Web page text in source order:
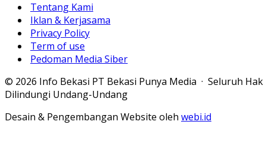
Tentang Kami
Iklan & Kerjasama
Privacy Policy
Term of use
Pedoman Media Siber
© 2026 Info Bekasi PT Bekasi Punya Media · Seluruh Hak
Dilindungi Undang-Undang
Desain & Pengembangan Website oleh webi.id